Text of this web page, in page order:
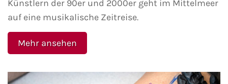
Künstlern der 90er und 2000er geht im Mittelmeer
auf eine musikalische Zeitreise.
Mehr ansehen